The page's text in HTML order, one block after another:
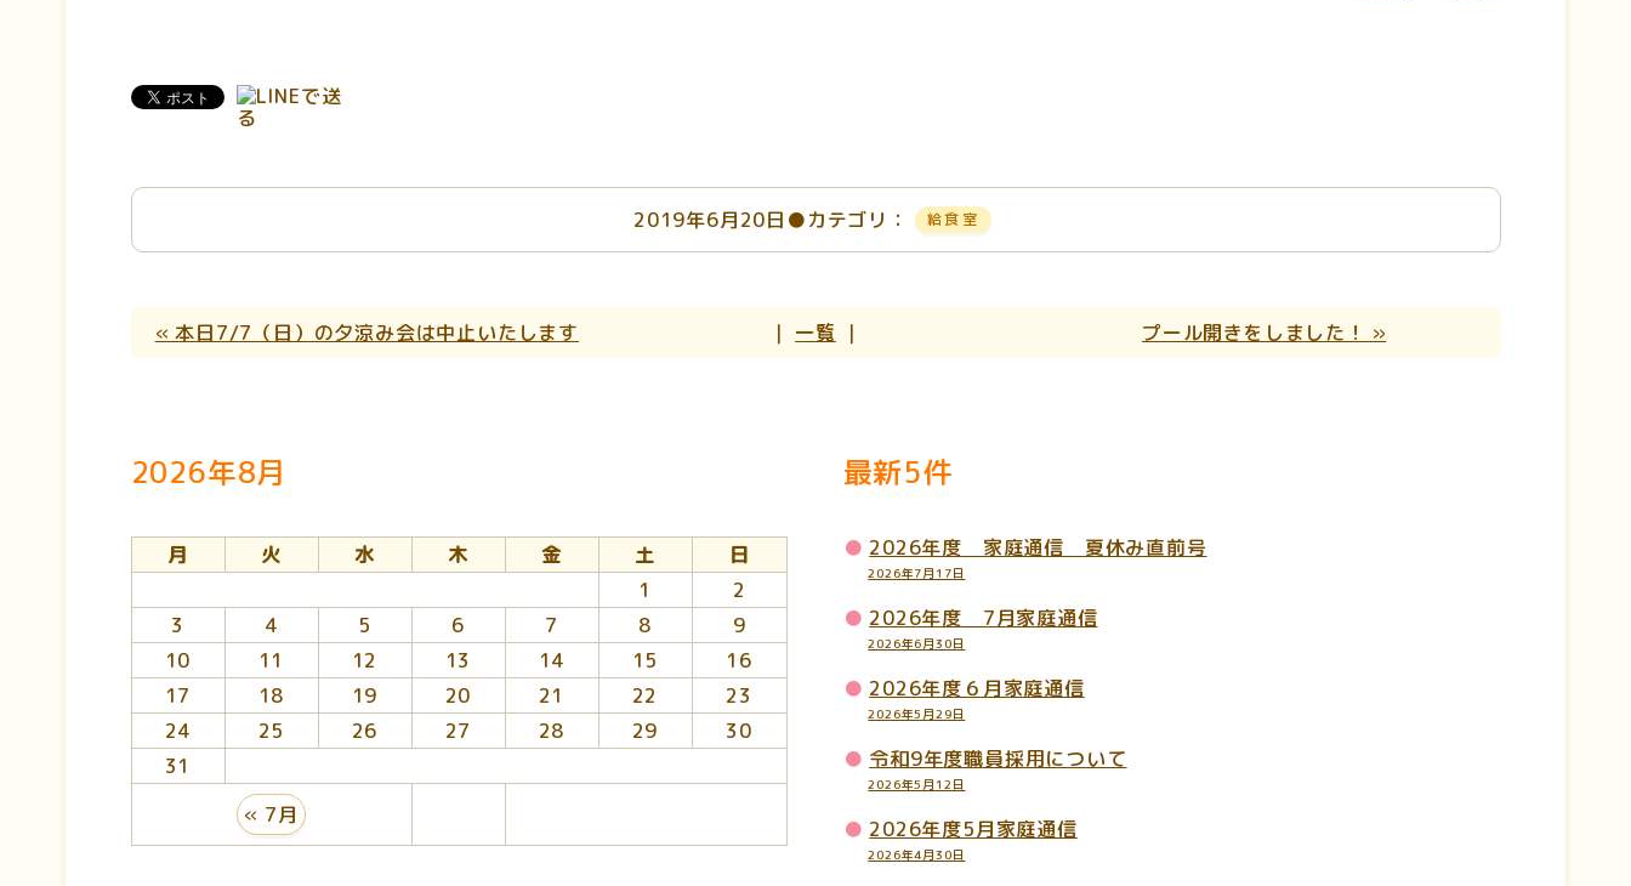
2019年6月20日 ●カテゴリ： 給食室
« 本日7/7（日）の夕涼み会は中止いたします ｜ 一覧 ｜ プール開きをしました！ »
2026年8月
月 火 水 木 金 土 日
« 7月
1
2
3
4 5 6 7 8
9
10
11 12 13 14 15
16
17
18 19 20 21 22
23
24
25 26 27 28 29
30
31
最新5件
2026年度 家庭通信 夏休み直前号
2026年7月17日
2026年度 7月家庭通信
2026年6月30日
2026年度６月家庭通信
2026年5月29日
令和9年度職員採用について
2026年5月12日
2026年度5月家庭通信
2026年4月30日